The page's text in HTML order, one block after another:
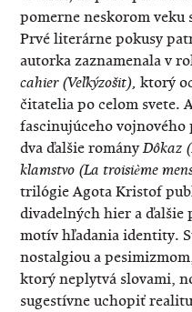
pomerne neskorom veku
Prvé literárne pokusy
autorka zaznamenala v
cahier (Veľkýzošit),ktorý
čitatelia po celom svete.
fascinujúceho
dva ďalšie rományDôkaz
klamstvo (La troisième
trilógie Agota Kristof
divadelných hier a ďalšie
motív hľadania identity.
nostalgiou a
ktorý neplytvá slovami,
sugestívne uchopiť